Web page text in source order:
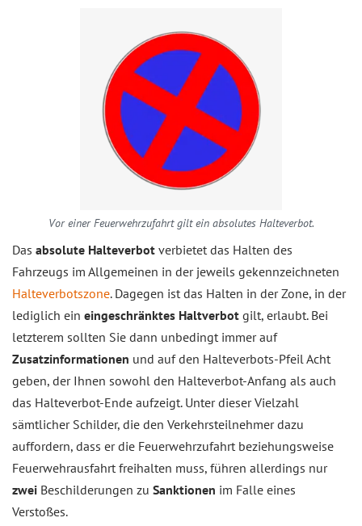
Vor einer Feuerwehrzufahrt gilt ein absolutes Halteverbot.
Das absolute Halteverbot verbietet das Halten des
Fahrzeugs im Allgemeinen in der jeweils gekennzeichneten
Halteverbotszone. Dagegen ist das Halten in der Zone, in der
lediglich ein eingeschränktes Haltverbot gilt, erlaubt. Bei
letzterem sollten Sie dann unbedingt immer auf
Zusatzinformationen und auf den Halteverbots-Pfeil Acht
geben, der Ihnen sowohl den Halteverbot-Anfang als auch
das Halteverbot-Ende aufzeigt. Unter dieser Vielzahl
sämtlicher Schilder, die den Verkehrsteilnehmer dazu
auffordern, dass er die Feuerwehrzufahrt beziehungsweise
Feuerwehrausfahrt freihalten muss, führen allerdings nur
zwei Beschilderungen zu Sanktionen im Falle eines
Verstoßes.